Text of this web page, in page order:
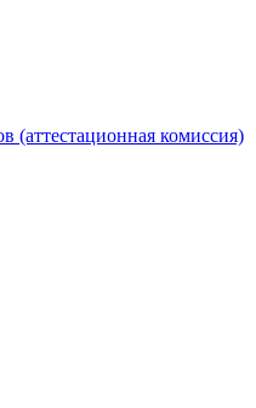
(аттестационная комиссия)